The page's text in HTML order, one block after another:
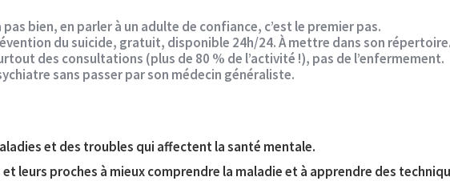
bien, en parler à un adulte de confiance, c’est le premier pas.
du suicide, gratuit, disponible 24h/24. À mettre dans son répertoire.
des consultations (plus de 80 % de l’activité !), pas de l’enfermement.
sans passer par son médecin généraliste.
et des troubles qui affectent la santé mentale.
leurs proches à mieux comprendre la maladie et à apprendre des